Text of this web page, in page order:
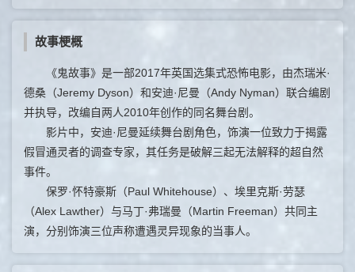
故事梗概
《鬼故事》是一部2017年英国选集式恐怖电影，由杰瑞米·
德桑（Jeremy Dyson）和安迪·尼曼（Andy Nyman）联合编剧
并执导，改编自两人2010年创作的同名舞台剧。
影片中，安迪·尼曼延续舞台剧角色，饰演一位致力于揭露
假冒通灵者的调查专家，其任务是破解三起无法解释的超自然
事件。
保罗·怀特豪斯（Paul Whitehouse）、埃里克斯·劳瑟
（Alex Lawther）与马丁·弗瑞曼（Martin Freeman）共同主
演，分别饰演三位声称遭遇灵异现象的当事人。